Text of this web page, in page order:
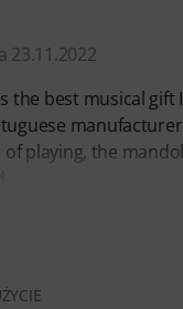
23.11.2022
the best musical
playing, the